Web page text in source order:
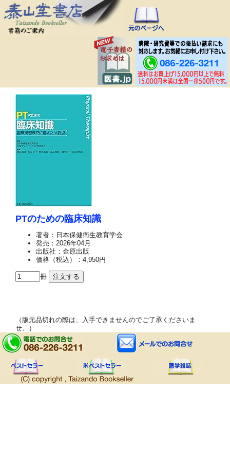
PTのための臨床知識
著者：日本保健衛生教育学会
発売：2026年04月
出版社：金原出版
価格（税込）：4,950円
冊
（版元品切れの際は、入手できませんのでご了承くださいま
せ。）